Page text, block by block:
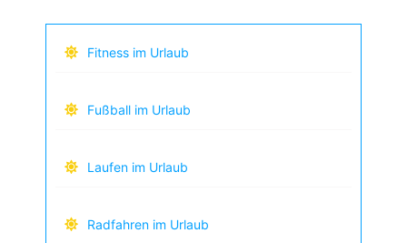
Fitness im Urlaub
Fußball im Urlaub
Laufen im Urlaub
Radfahren im Urlaub